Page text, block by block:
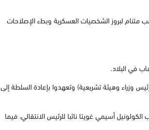
“ذوي قاعدة واسعة”، وسط غضب متنام لبروز الشخصيات العسكرية وبطء الإصلاحات
في البلاد.
وزراء وهيئة تشريعية) وتعهدوا بإعادة السلطة إلى
أسيمي غويتا نائبا للرئيس الانتقالي، فيما